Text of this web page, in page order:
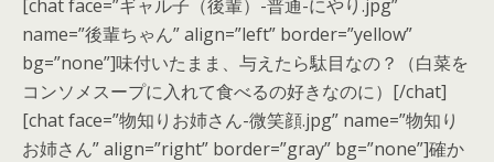
[chat face=”ギャル子（後輩）-普通-にやり.jpg”
name=”後輩ちゃん” align=”left” border=”yellow”
bg=”none”]味付いたまま、与えたら駄目なの？（白菜を
コンソメスープに入れて食べるの好きなのに）[/chat]
[chat face=”物知りお姉さん-微笑顔.jpg” name=”物知り
お姉さん” align=”right” border=”gray” bg=”none”]確か